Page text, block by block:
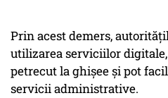
Prin acest demers,
utilizarea serviciilor
petrecut la ghișee și pot
servicii administrative.